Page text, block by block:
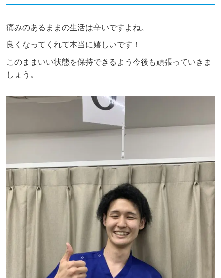
痛みのあるままの生活は辛いですよね。
良くなってくれて本当に嬉しいです！
このままいい状態を保持できるよう今後も頑張っていきま
しょう。